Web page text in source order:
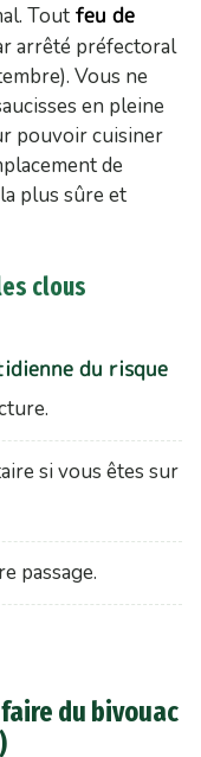
Tout feu de
arrêté préfectoral
Vous ne
en pleine
pouvoir cuisiner
de
plus sûre et
clous
du risque
si vous êtes sur
passage.
du bivouac